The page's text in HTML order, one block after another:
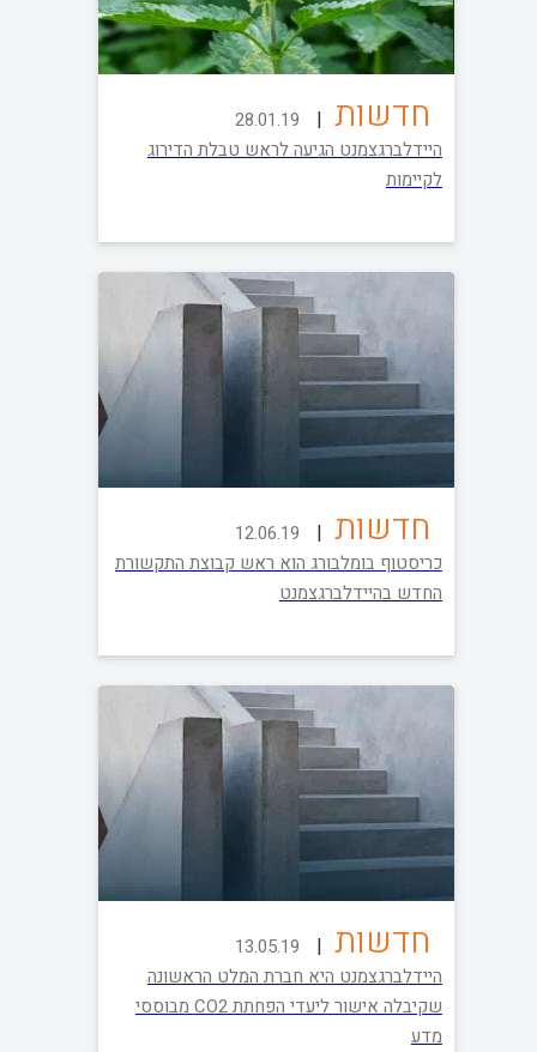
חדשות |
28.01.19
היידלברגצמנט הגיעה לראש טבלת הדירוג
לקיימות
חדשות |
12.06.19
כריסטוף בומלבורג הוא ראש קבוצת התקשורת
החדש בהיידלברגצמנט
חדשות |
13.05.19
היידלברגצמנט היא חברת המלט הראשונה
שקיבלה אישור ליעדי הפחתת CO2 מבוססי
מדע